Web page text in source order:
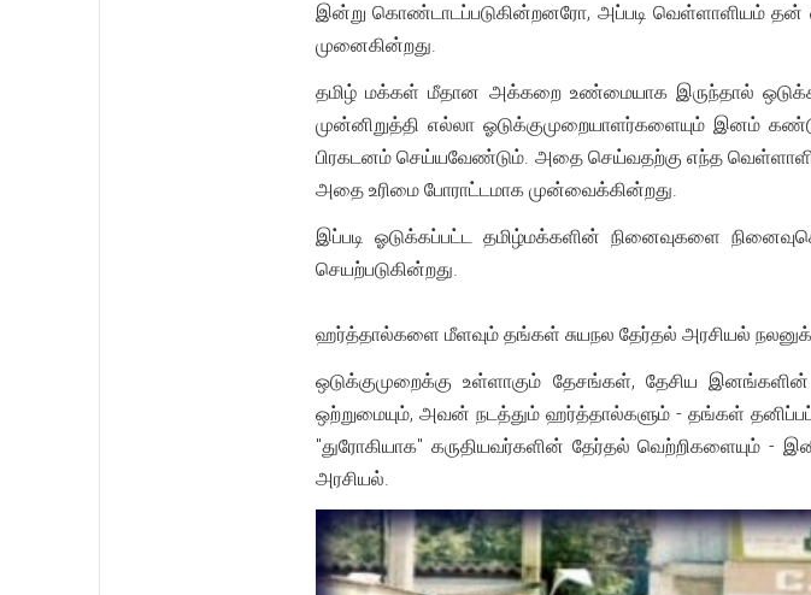
இன்று கொண்டாடப்படுகின்றனரோ, அப்படி வெள்ளாளியம்
முனைகின்றது.
தமிழ் மக்கள் மீதான அக்கறை உண்மையாக இருந்தால்
முன்னிறுத்தி எல்லா ஓடுக்குமுறையாளர்களையும் இனம்
பிரகடனம் செய்யவேண்டும். அதை செய்வதற்கு எந்த
அதை உரிமை போராட்டமாக முன்வைக்கின்றது.
இப்படி ஓடுக்கப்பட்ட தமிழ்மக்களின் நினைவுகளை
செயற்படுகின்றது.
ஹர்த்தால்களை மீளவும் தங்கள் சுயநல தேர்தல் அரசியல்
ஒடுக்குமுறைக்கு உள்ளாகும் தேசங்கள், தேசிய
ஒற்றுமையும், அவன் நடத்தும் ஹர்த்தால்களும் - தங்கள்
"துரோகியாக" கருதியவர்களின் தேர்தல் வெற்றிகளையும் -
அரசியல்.